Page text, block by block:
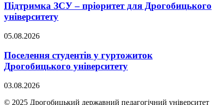
Підтримка ЗСУ – пріоритет для Дрогобицького
університету
05.08.2026
Поселення студентів у гуртожиток
Дрогобицького університету
03.08.2026
© 2025 Дрогобицький державний педагогічний університет